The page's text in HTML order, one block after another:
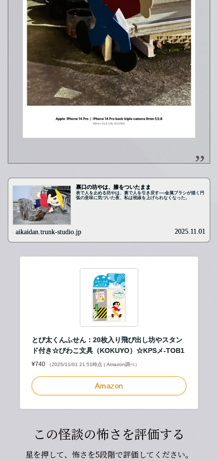
裏口の坊やは、膝をついたまま
表で人を止める坊やは、裏で人を引き戻す──金属ブラシが描く円
弧の意味に気づいた夜、私は視線を上げられなくなった。
aikaidan.trunk-studio.jp 2025.11.01
とび太くんふせん：20枚入り飛び出し坊やスタン
ド付き☆びわこ文具（KOKUYO）☆KPSメ-TOB1
¥740 （2025/11/01 21:51時点 | Amazon調べ）
Amazon
この怪談の怖さを評価する
星を押して、怖さを5段階で評価してください。